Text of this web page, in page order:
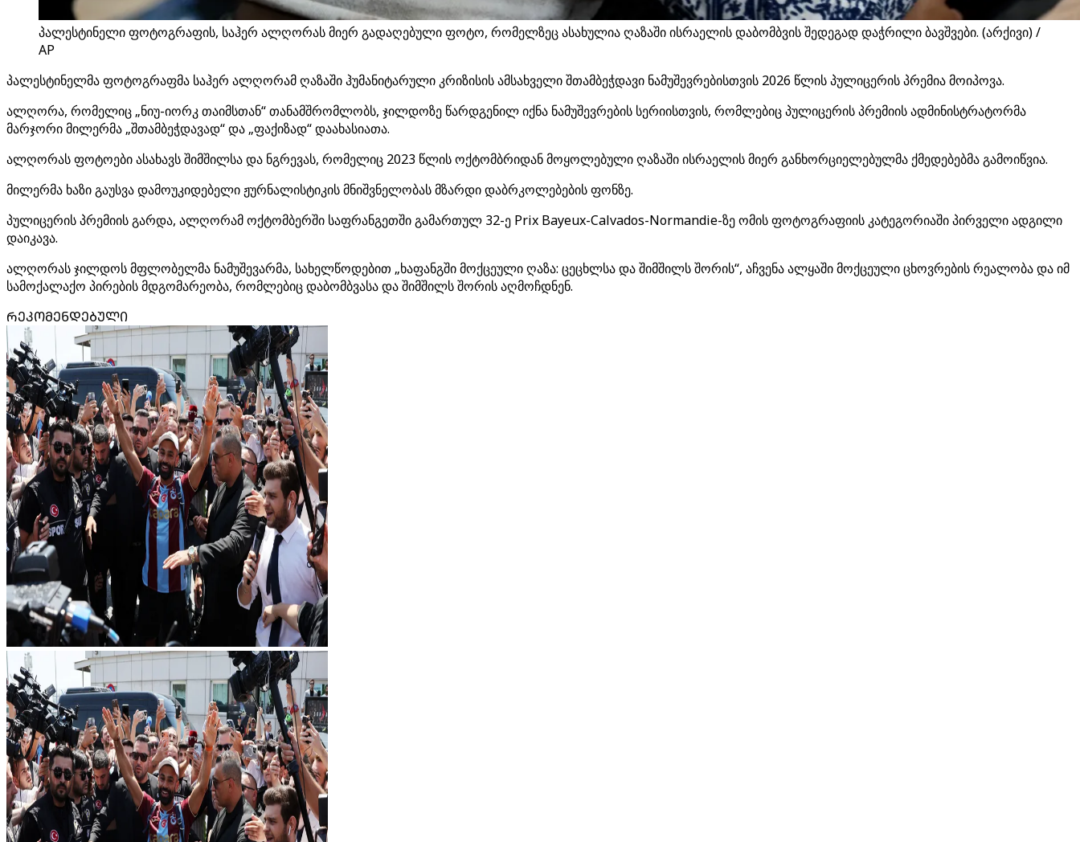
პალესტინელი ფოტოგრაფის, საჰერ ალღორას მიერ გადაღებული ფოტო, რომელზეც ასახულია ღაზაში ისრაელის დაბომბვის შედეგად დაჭრილი ბავშვები. (არქივი) /
AP
პალესტინელმა ფოტოგრაფმა საჰერ ალღორამ ღაზაში ჰუმანიტარული კრიზისის ამსახველი შთამბეჭდავი ნამუშევრებისთვის 2026 წლის პულიცერის პრემია მოიპოვა.
ალღორა, რომელიც „ნიუ-იორკ თაიმსთან“ თანამშრომლობს, ჯილდოზე წარდგენილ იქნა ნამუშევრების სერიისთვის, რომლებიც პულიცერის პრემიის ადმინისტრატორმა
მარჯორი მილერმა „შთამბეჭდავად“ და „ფაქიზად“ დაახასიათა.
ალღორას ფოტოები ასახავს შიმშილსა და ნგრევას, რომელიც 2023 წლის ოქტომბრიდან მოყოლებული ღაზაში ისრაელის მიერ განხორციელებულმა ქმედებებმა გამოიწვია.
მილერმა ხაზი გაუსვა დამოუკიდებელი ჟურნალისტიკის მნიშვნელობას მზარდი დაბრკოლებების ფონზე.
პულიცერის პრემიის გარდა, ალღორამ ოქტომბერში საფრანგეთში გამართულ 32-ე Prix Bayeux-Calvados-Normandie-ზე ომის ფოტოგრაფიის კატეგორიაში პირველი ადგილი
დაიკავა.
ალღორას ჯილდოს მფლობელმა ნამუშევარმა, სახელწოდებით „ხაფანგში მოქცეული ღაზა: ცეცხლსა და შიმშილს შორის“, აჩვენა ალყაში მოქცეული ცხოვრების რეალობა და იმ
სამოქალაქო პირების მდგომარეობა, რომლებიც დაბომბვასა და შიმშილს შორის აღმოჩდნენ.
ᲠᲔᲙᲝᲛᲔᲜᲓᲔᲑᲣᲚᲘ